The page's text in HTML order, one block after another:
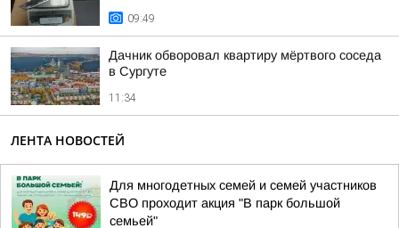
09:49
Дачник обворовал квартиру мёртвого соседа
в Сургуте
11:34
ЛЕНТА НОВОСТЕЙ
Для многодетных семей и семей участников
СВО проходит акция "В парк большой
семьей"